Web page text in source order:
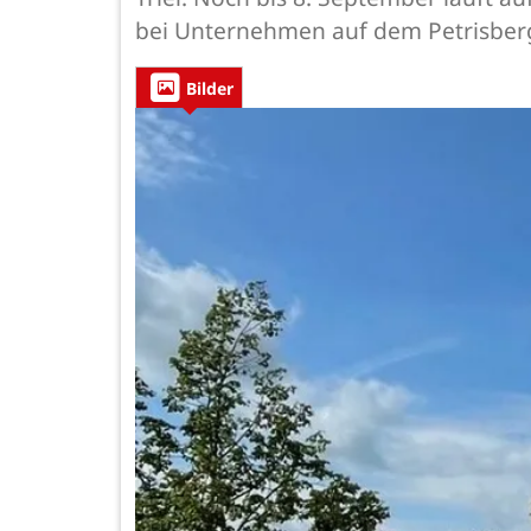
bei Unternehmen auf dem
Bilder